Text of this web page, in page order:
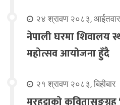
२४ श्रावण २०८३, आईतवार
नेपाली घरमा शिवालय
महोत्सव आयोजना हुँदै
२१ श्रावण २०८३, बिहीबार